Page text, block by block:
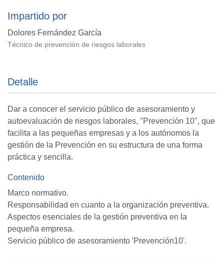
Impartido por
Dolores Fernández García
Técnico de prevención de riesgos laborales
Detalle
Dar a conocer el servicio público de asesoramiento y
autoevaluación de riesgos laborales, "Prevención 10", que
facilita a las pequeñas empresas y a los autónomos la
gestión de la Prevención en su estructura de una forma
práctica y sencilla.
Contenido
Marco normativo.
Responsabilidad en cuanto a la organización preventiva.
Aspectos esenciales de la gestión preventiva en la
pequeña empresa.
Servicio público de asesoramiento 'Prevención10'.